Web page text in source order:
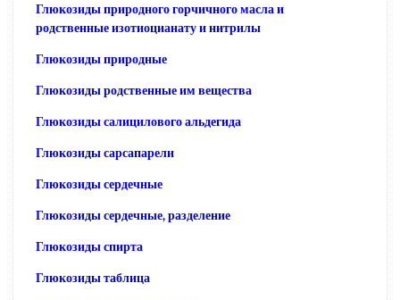
Глюкозиды природного горчичного масла и
родственные изотиоцианату и нитрилы
Глюкозиды природные
Глюкозиды родственные им вещества
Глюкозиды салицилового альдегида
Глюкозиды сарсапарели
Глюкозиды сердечные
Глюкозиды сердечные, разделение
Глюкозиды спирта
Глюкозиды таблица